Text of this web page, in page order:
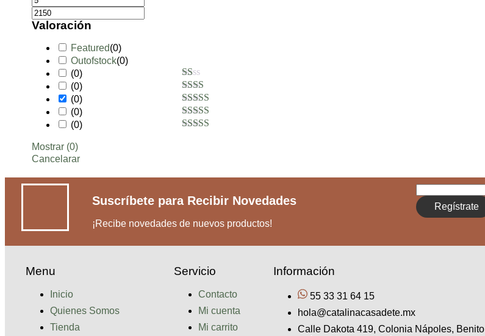
Valoración
Featured(0)
Outofstock(0)
1
de
5
(0)
2 de
5
(0)
3 de 5
(0)
4 de 5
(0)
(0)
Mostrar (0)
Cancelarar
Suscríbete para Recibir Novedades
¡Recibe novedades de nuevos productos!
Regístrate
Menu
Inicio
Quienes Somos
Tienda
Servicio
Contacto
Mi cuenta
Mi carrito
Información
55 33 31 64 15
hola@catalinacasadete.mx
Calle Dakota 419, Colonia Nápoles, Benito